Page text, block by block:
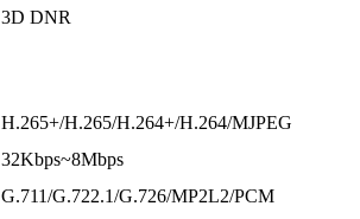
3D DNR
H.265+/H.265/H.264+/H.264/MJPEG
32Kbps~8Mbps
G.711/G.722.1/G.726/MP2L2/PCM